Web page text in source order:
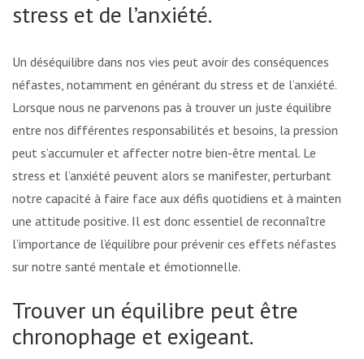
stress et de l’anxiété.
Un déséquilibre dans nos vies peut avoir des conséquences
néfastes, notamment en générant du stress et de l’anxiété.
Lorsque nous ne parvenons pas à trouver un juste équilibre
entre nos différentes responsabilités et besoins, la pression
peut s’accumuler et affecter notre bien-être mental. Le
stress et l’anxiété peuvent alors se manifester, perturbant
notre capacité à faire face aux défis quotidiens et à maintenir
une attitude positive. Il est donc essentiel de reconnaître
l’importance de l’équilibre pour prévenir ces effets néfastes
sur notre santé mentale et émotionnelle.
Trouver un équilibre peut être
chronophage et exigeant.